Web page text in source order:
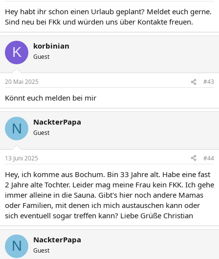
Hey habt ihr schon einen Urlaub geplant? Meldet euch gerne.
Sind neu bei FKk und würden uns über Kontakte freuen.
K korbinian
Guest
20 Mai 2025 #43
Könnt euch melden bei mir
N NackterPapa
Guest
13 Juni 2025 #44
Hey, ich komme aus Bochum. Bin 33 Jahre alt. Habe eine fast
2 Jahre alte Tochter. Leider mag meine Frau kein FKK. Ich gehe
immer alleine in die Sauna. Gibt's hier noch andere Mamas
oder Familien, mit denen ich mich austauschen kann oder
sich eventuell sogar treffen kann? Liebe Grüße Christian
N NackterPapa
Guest